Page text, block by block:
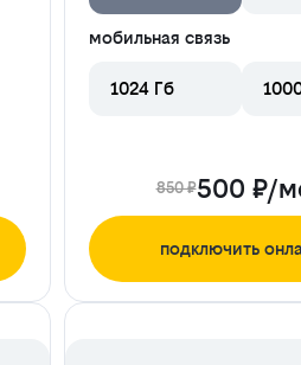
мобильная связь
1024 Гб
850 ₽500 ₽/
подключить